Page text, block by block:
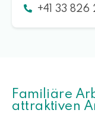
+41 33 826
Familiäre
attraktiven